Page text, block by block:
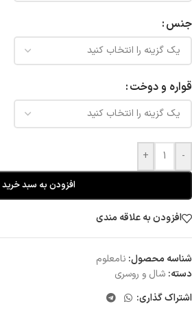
جنس
قواره و دوخت
-
+
افزودن به سبد خرید
افزودن به علاقه مندی
شناسه محصول: نامعلوم
دسته: شال و روسری
اشتراک گذاری: